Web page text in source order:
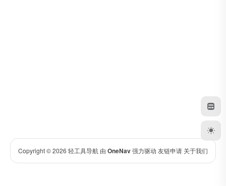
Copyright © 2026 轻工具导航 由 OneNav强力驱动 友链申请 关于我们